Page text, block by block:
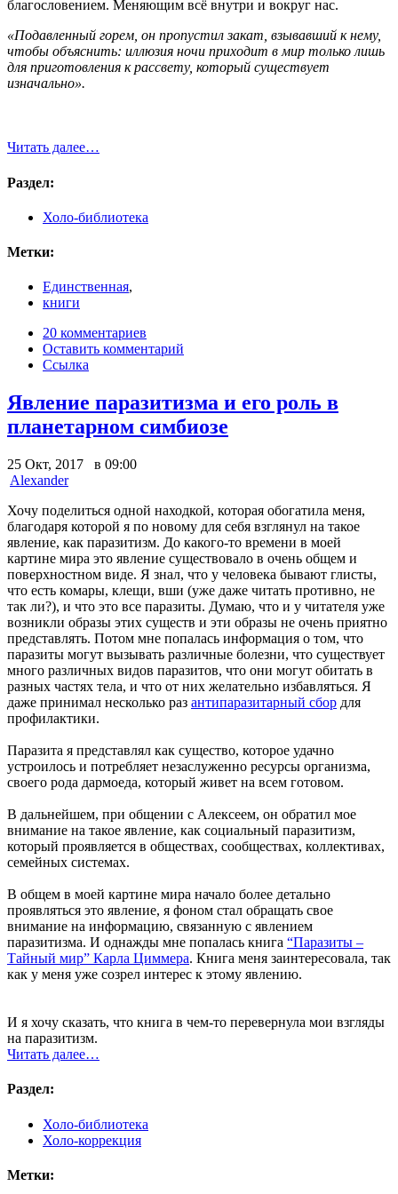
благословением. Меняющим всё внутри и вокруг нас.
«Подавленный горем, он пропустил закат, взывавший к нему,
чтобы объяснить: иллюзия ночи приходит в мир только лишь
для приготовления к рассвету, который существует
изначально».
Читать далее…
Раздел:
Холо-библиотека
Метки:
Единственная,
книги
20 комментариев
Оставить комментарий
Ссылка
Явление паразитизма и его роль в
планетарном симбиозе
25 Окт, 2017 в 09:00
Alexander
Хочу поделиться одной находкой, которая обогатила меня,
благодаря которой я по новому для себя взглянул на такое
явление, как паразитизм. До какого-то времени в моей
картине мира это явление существовало в очень общем и
поверхностном виде. Я знал, что у человека бывают глисты,
что есть комары, клещи, вши (уже даже читать противно, не
так ли?), и что это все паразиты. Думаю, что и у читателя уже
возникли образы этих существ и эти образы не очень приятно
представлять. Потом мне попалась информация о том, что
паразиты могут вызывать различные болезни, что существует
много различных видов паразитов, что они могут обитать в
разных частях тела, и что от них желательно избавляться. Я
даже принимал несколько раз антипаразитарный сбор для
профилактики.
Паразита я представлял как существо, которое удачно
устроилось и потребляет незаслуженно ресурсы организма,
своего рода дармоеда, который живет на всем готовом.
В дальнейшем, при общении с Алексеем, он обратил мое
внимание на такое явление, как социальный паразитизм,
который проявляется в обществах, сообществах, коллективах,
семейных системах.
В общем в моей картине мира начало более детально
проявляться это явление, я фоном стал обращать свое
внимание на информацию, связанную с явлением
паразитизма. И однажды мне попалась книга “Паразиты –
Тайный мир” Карла Циммера. Книга меня заинтересовала, так
как у меня уже созрел интерес к этому явлению.
И я хочу сказать, что книга в чем-то перевернула мои взгляды
на паразитизм.
Читать далее…
Раздел:
Холо-библиотека
Холо-коррекция
Метки: